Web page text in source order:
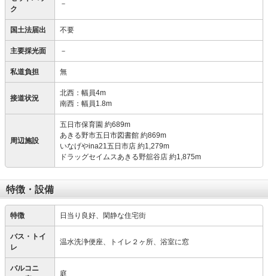
ク
－
国土法届出 不要
主要採光面 －
私道負担 無
接道状況
北西：幅員4m
南西：幅員1.8m
周辺施設
五日市保育園 約689m
あきる野市五日市図書館 約869m
いなげやina21五日市店 約1,279m
ドラッグセイムスあきる野舘谷店 約1,875m
特徴・設備
特徴 日当り良好、閑静な住宅街
バス・トイ
レ
温水洗浄便座、トイレ２ヶ所、浴室に窓
バルコニ
庭